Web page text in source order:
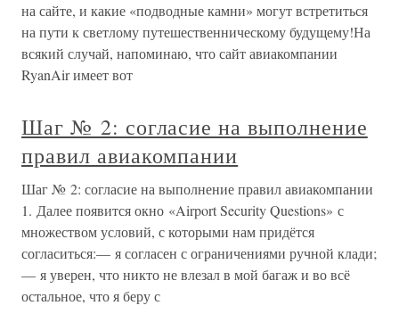
на сайте, и какие «подводные камни» могут встретиться
на пути к светлому путешественническому будущему!На
всякий случай, напоминаю, что сайт авиакомпании
RyanAir имеет вот
Шаг № 2: согласие на выполнение
правил авиакомпании
Шаг № 2: согласие на выполнение правил авиакомпании
1. Далее появится окно «Airport Security Questions» с
множеством условий, с которыми нам придётся
согласиться:— я согласен с ограничениями ручной клади;
— я уверен, что никто не влезал в мой багаж и во всё
остальное, что я беру с